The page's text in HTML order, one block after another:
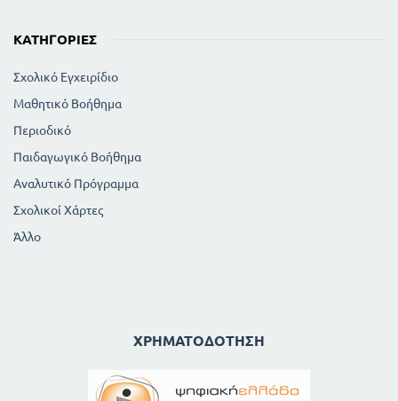
ΚΑΤΗΓΟΡΊΕΣ
Σχολικό Εγχειρίδιο
Μαθητικό Βοήθημα
Περιοδικό
Παιδαγωγικό Βοήθημα
Αναλυτικό Πρόγραμμα
Σχολικοί Χάρτες
Άλλο
ΧΡΗΜΑΤΟΔΌΤΗΣΗ